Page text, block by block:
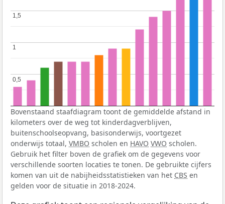
0,5
0,5
1
1
1,5
1,5
Bovenstaand staafdiagram toont de gemiddelde afstand in
kilometers over de weg tot kinderdagverblijven,
buitenschoolseopvang, basisonderwijs, voortgezet
onderwijs totaal, VMBO scholen en HAVO VWO scholen.
Gebruik het filter boven de grafiek om de gegevens voor
verschillende soorten locaties te tonen. De gebruikte cijfers
komen van uit de nabijheidsstatistieken van het CBS en
gelden voor de situatie in 2018-2024.